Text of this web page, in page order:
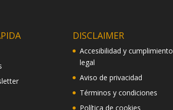
DISCLAIMER
Accesibilidad y cumplimiento
legal
Aviso de privacidad
Términos y condiciones
Política de cookies